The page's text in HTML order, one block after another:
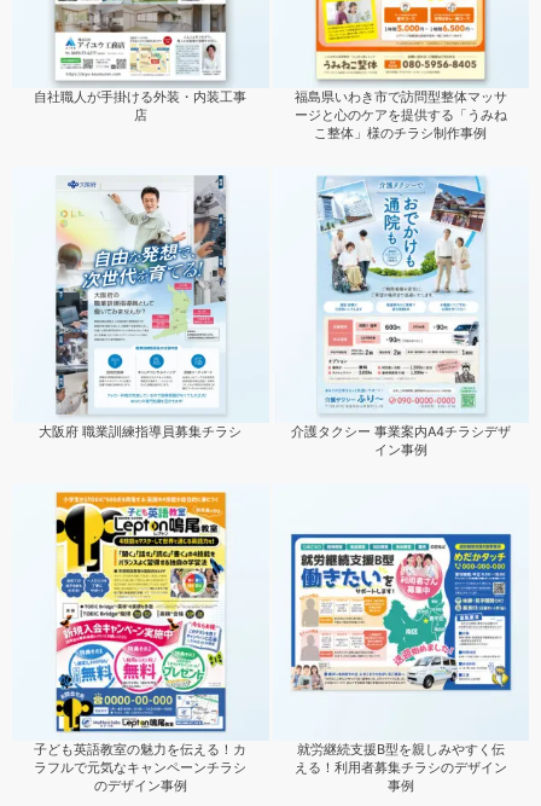
自社職人が手掛ける外装・内装工事
店
福島県いわき市で訪問型整体マッサ
ージと心のケアを提供する「うみね
こ整体」様のチラシ制作事例
大阪府 職業訓練指導員募集チラシ
介護タクシー 事業案内A4チラシデザ
イン事例
子ども英語教室の魅力を伝える！カ
ラフルで元気なキャンペーンチラシ
のデザイン事例
就労継続支援B型を親しみやすく伝
える！利用者募集チラシのデザイン
事例